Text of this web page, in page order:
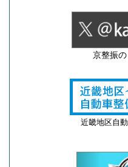
京整振
近畿地区自